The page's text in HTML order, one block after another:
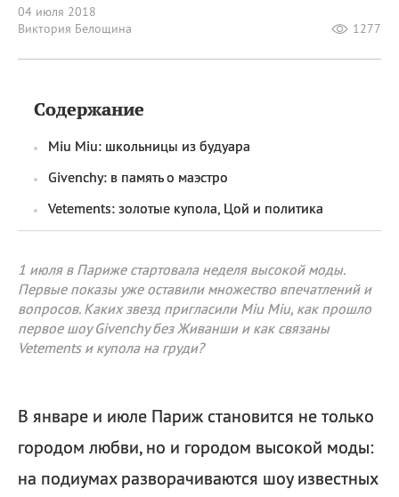
04 июля 2018
Виктория Белощина
1277
Содержание
Miu Miu: школьницы из будуара
Givenchy: в память о маэстро
Vetements: золотые купола, Цой и политика
1 июля в Париже стартовала неделя высокой моды.
Первые показы уже оставили множество впечатлений и
вопросов. Каких звезд пригласили Miu Miu, как прошло
первое шоу Givenchy без Живанши и как связаны
Vetements и купола на груди?
В январе и июле Париж становится не только
городом любви, но и городом высокой моды:
на подиумах разворачиваются шоу известных